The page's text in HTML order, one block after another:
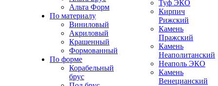
Альта Форм
По материалу
Виниловый
Акриловый
Крашенный
Формованный
По форме
Корабельный
брус
Туф ЭКО
Кирпич
Рижский
Камень
Пражский
Камень
Неаполитанский
Неаполь ЭКО
Камень
Венецианский